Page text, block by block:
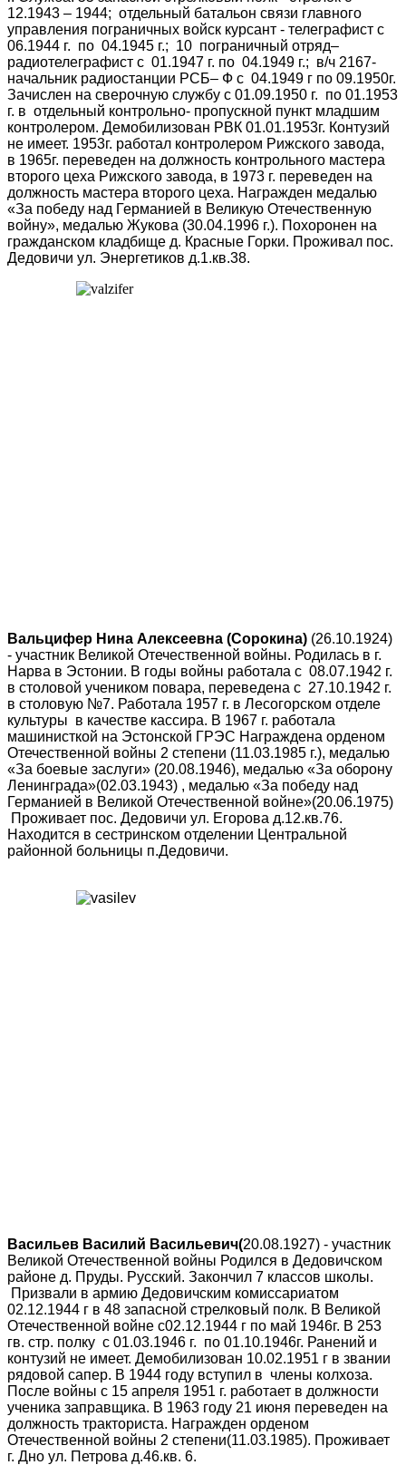
12.1943 – 1944; отдельный батальон связи главного
управления пограничных войск курсант - телеграфист с
06.1944 г. по 04.1945 г.; 10 пограничный отряд–
радиотелеграфист с 01.1947 г. по 04.1949 г.; в/ч 2167-
начальник радиостанции РСБ– Ф с 04.1949 г по 09.1950г.
Зачислен на сверочную службу с 01.09.1950 г. по 01.1953
г. в отдельный контрольно- пропускной пункт младшим
контролером. Демобилизован РВК 01.01.1953г. Контузий
не имеет. 1953г. работал контролером Рижского завода,
в 1965г. переведен на должность контрольного мастера
второго цеха Рижского завода, в 1973 г. переведен на
должность мастера второго цеха. Награжден медалью
«За победу над Германией в Великую Отечественную
войну», медалью Жукова (30.04.1996 г.). Похоронен на
гражданском кладбище д. Красные Горки. Проживал пос.
Дедовичи ул. Энергетиков д.1.кв.38.
Вальцифер Нина Алексеевна (Сорокина) (26.10.1924)
- участник Великой Отечественной войны. Родилась в г.
Нарва в Эстонии. В годы войны работала с 08.07.1942 г.
в столовой учеником повара, переведена с 27.10.1942 г.
в столовую №7. Работала 1957 г. в Лесогорском отделе
культуры в качестве кассира. В 1967 г. работала
машинисткой на Эстонской ГРЭС Награждена орденом
Отечественной войны 2 степени (11.03.1985 г.), медалью
«За боевые заслуги» (20.08.1946), медалью «За оборону
Ленинграда»(02.03.1943) , медалью «За победу над
Германией в Великой Отечественной войне»(20.06.1975)
Проживает пос. Дедовичи ул. Егорова д.12.кв.76.
Находится в сестринском отделении Центральной
районной больницы п.Дедовичи.
Васильев Василий Васильевич(20.08.1927) - участник
Великой Отечественной войны Родился в Дедовичском
районе д. Пруды. Русский. Закончил 7 классов школы.
Призвали в армию Дедовичским комиссариатом
02.12.1944 г в 48 запасной стрелковый полк. В Великой
Отечественной войне с02.12.1944 г по май 1946г. В 253
гв. стр. полку с 01.03.1946 г. по 01.10.1946г. Ранений и
контузий не имеет. Демобилизован 10.02.1951 г в звании
рядовой сапер. В 1944 году вступил в члены колхоза.
После войны с 15 апреля 1951 г. работает в должности
ученика заправщика. В 1963 году 21 июня переведен на
должность тракториста. Награжден орденом
Отечественной войны 2 степени(11.03.1985). Проживает
г. Дно ул. Петрова д.46.кв. 6.